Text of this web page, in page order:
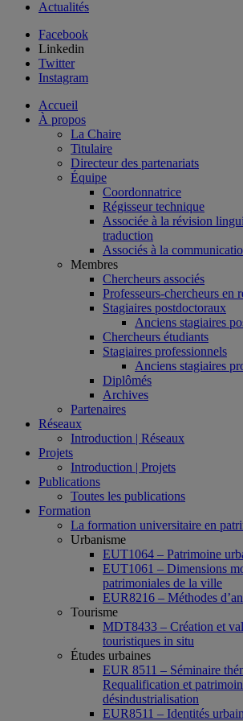
Actualités
Facebook
Linkedin
Twitter
Instagram
Accueil
À propos
La Chaire
Titulaire
Directeur des partenariats
Équipe
Coordonnatrice
Régisseur technique
Associée à la révision
traduction
Associés à la
Membres
Chercheurs associés
Professeurs-chercheurs en
Stagiaires postdoctoraux
Anciens stagiaires
Chercheurs étudiants
Stagiaires professionnels
Anciens stagiaires
Diplômés
Archives
Partenaires
Réseaux
Introduction | Réseaux
Projets
Introduction | Projets
Publications
Toutes les publications
Formation
La formation universitaire en
Urbanisme
EUT1064 – Patrimoine
EUT1061 – Dimensions
patrimoniales de la ville
EUR8216 – Méthodes
Tourisme
MDT8433 – Création et
touristiques in situ
Études urbaines
EUR 8511 – Séminaire
Requalification et
désindustrialisation
EUR8511 – Identités